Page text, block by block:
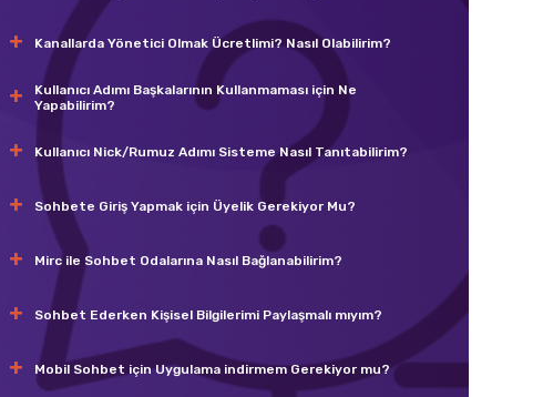
Kanallarda Yönetici Olmak Ücretlimi? Nasıl Olabilirim?
Kullanıcı Adımı Başkalarının Kullanmaması için Ne
Yapabilirim?
Kullanıcı Nick/Rumuz Adımı Sisteme Nasıl Tanıtabilirim?
Sohbete Giriş Yapmak için Üyelik Gerekiyor Mu?
Mirc ile Sohbet Odalarına Nasıl Bağlanabilirim?
Sohbet Ederken Kişisel Bilgilerimi Paylaşmalı mıyım?
Mobil Sohbet için Uygulama indirmem Gerekiyor mu?